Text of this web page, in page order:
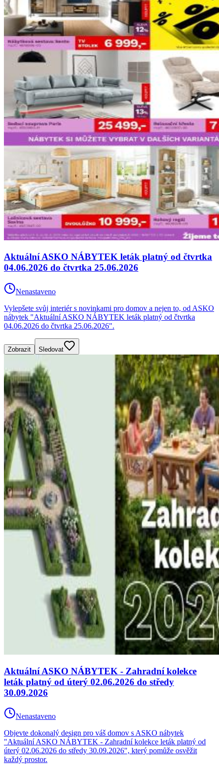
Aktuální ASKO NÁBYTEK leták platný od čtvrtka
04.06.2026 do čtvrtka 25.06.2026
Nenastaveno
Vylepšete svůj interiér s novinkami pro domov a nejen to, od ASKO
nábytek "Aktuální ASKO NÁBYTEK leták platný od čtvrtka
04.06.2026 do čtvrtka 25.06.2026".
Zobrazit Sledovat
Aktuální ASKO NÁBYTEK - Zahradní kolekce
leták platný od úterý 02.06.2026 do středy
30.09.2026
Nenastaveno
Objevte dokonalý design pro váš domov s ASKO nábytek
"Aktuální ASKO NÁBYTEK - Zahradní kolekce leták platný od
úterý 02.06.2026 do středy 30.09.2026", který pomůže osvěžit
každý prostor.